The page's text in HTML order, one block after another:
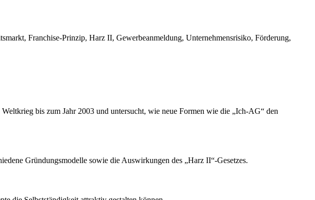
Franchise-Prinzip, Harz II, Gewerbeanmeldung, Unternehmensrisiko, Förderung,
bis zum Jahr 2003 und untersucht, wie neue Formen wie die „Ich-AG“ den
Gründungsmodelle sowie die Auswirkungen des „Harz II“-Gesetzes.